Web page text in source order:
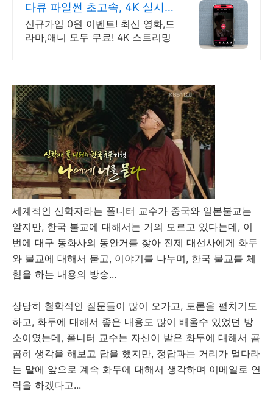
다큐 파일썬 초고속, 4K 실시
간 보기!
신규가입 0원 이벤트! 최신 영화,드
라마,애니 모두 무료! 4K 스트리밍
세계적인 신학자라는 폴니터 교수가 중국와 일본불교는
알지만, 한국 불교에 대해서는 거의 모르고 있다는데, 이
번에 대구 동화사의 동안거를 찾아 진제 대선사에게 화두
와 불교에 대해서 묻고, 이야기를 나누며, 한국 불교를 체
험을 하는 내용의 방송...
상당히 철학적인 질문들이 많이 오가고, 토론을 펼치기도
하고, 화두에 대해서 좋은 내용도 많이 배울수 있었던 방
소이였는데, 폴니터 교수는 자신이 받은 화두에 대해서 곰
곰히 생각을 해보고 답을 했지만, 정답과는 거리가 멀다라
는 말에 앞으로 계속 화두에 대해서 생각하며 이메일로 연
락을 하겠다고...